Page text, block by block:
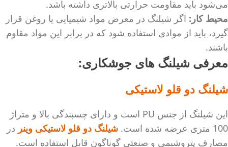
می‌شود باید مقاومت حرارتی بالاتری داشته باشد.
محیط کار: اگر شیلنگ در معرض مواد شیمیایی یا روغن قرار
گیرد، باید از موادی استفاده شود که در برابر این مواد مقاوم
باشند.
معرفی شیلنگ های جوشکاری:
شیلنگ دو قلو لاستیکی
این شیلنگ از جنس PU است و دارای چسبندگی بالا و متراژ
100 متری عرضه شده است.
شیلنگ دو قلو لاستیکی وینر در
مصارف پتروشیمی و صنعتی گوناگون قابل استفاده است.